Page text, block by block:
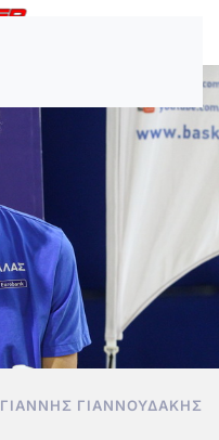
ΓΙΆΝΝΗΣ ΓΙΑΝΝΟΥΔΆΚΗΣ